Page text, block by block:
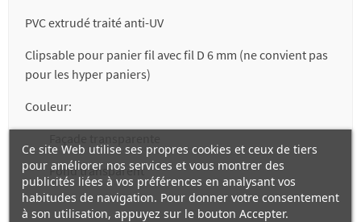
PVC extrudé traité anti-UV
Clipsable pour panier fil avec fil D 6 mm (ne convient pas
pour les hyper paniers)
Couleur:
Fond transparent
Ce site Web utilise ses propres cookies et ceux de tiers
pour améliorer nos services et vous montrer des
publicités liées à vos préférences en analysant vos
habitudes de navigation. Pour donner votre consentement
à son utilisation, appuyez sur le bouton Accepter.